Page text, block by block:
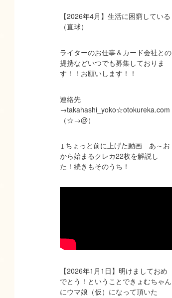
【2026年4月】生活に困窮している
（直球）
ライターのお仕事＆カード会社との
提携などいつでも募集しておりま
す！！お願いします！！
連絡先
→takahashi_yoko☆otokureka.com
（☆→@）
↓ちょっと前に上げた動画 あ～お
から始まるクレカ22枚を解説し
た！続きもそのうち！
【2026年1月1日】明けましておめ
でとう！ということできょむちゃん
にウマ娘（仮）になって頂いた